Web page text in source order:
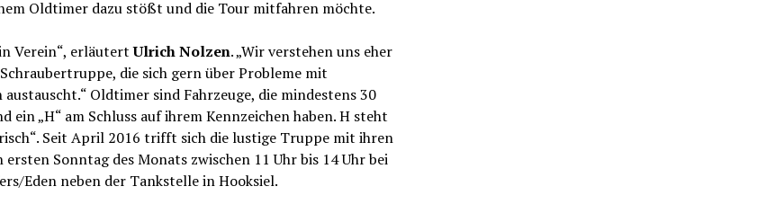
Oldtimer dazu stößt und die Tour mitfahren möchte.
Verein“, erläutertUlrich Nolzen. „Wir verstehen uns eher
die sich gern über Probleme mit
Oldtimer sind Fahrzeuge, die mindestens 30
ein „H“ am Schluss auf ihrem Kennzeichen haben. H steht
Seit April 2016 trifft sich die lustige Truppe mit ihren
Sonntag des Monats zwischen 11 Uhr bis 14 Uhr bei
Eden neben der Tankstelle in Hooksiel.